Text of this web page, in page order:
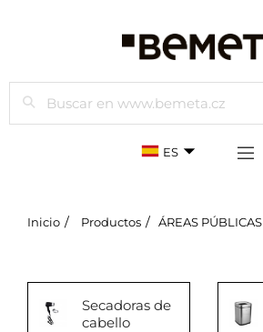
Buscar
ES
Inicio Productos ÁREAS PÚBLICAS
Secadoras de
cabello